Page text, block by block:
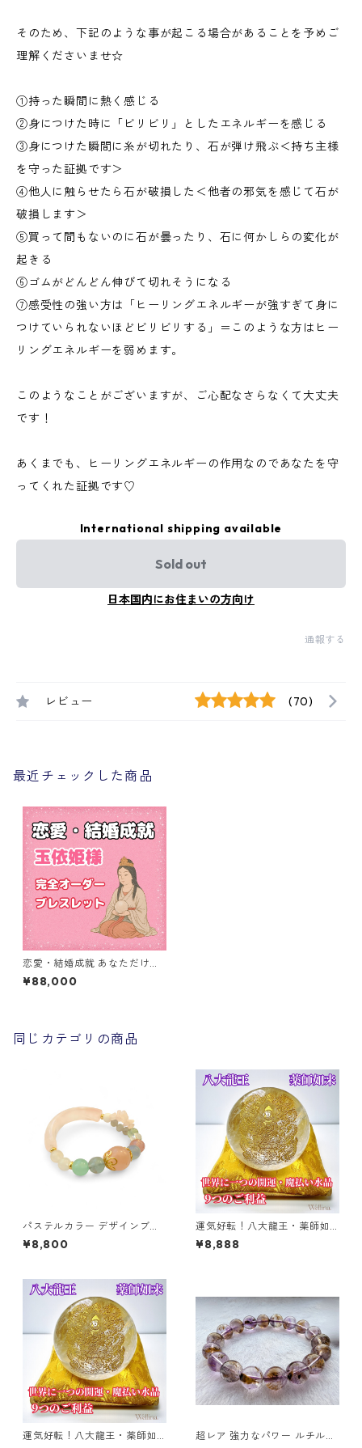
そのため、下記のような事が起こる場合があることを予めご
理解くださいませ☆
①持った瞬間に熱く感じる
②身につけた時に「ビリビリ」としたエネルギーを感じる
③身につけた瞬間に糸が切れたり、石が弾け飛ぶ＜持ち主様
を守った証拠です＞
④他人に触らせたら石が破損した＜他者の邪気を感じて石が
破損します＞
⑤買って間もないのに石が曇ったり、石に何かしらの変化が
起きる
⑥ゴムがどんどん伸びて切れそうになる
⑦感受性の強い方は「ヒーリングエネルギーが強すぎて身に
つけていられないほどビリビリする」＝このような方はヒー
リングエネルギーを弱めます。
このようなことがございますが、ご心配なさらなくて大丈夫
です！
あくまでも、ヒーリングエネルギーの作用なのであなたを守
ってくれた証拠です♡
International shipping available
Sold out
日本国内にお住まいの方向け
通報する
レビュー (70)
最近チェックした商品
恋愛・結婚成就 あなただけの
特別オーダーブレスレット
¥88,000
同じカテゴリの商品
パステルカラー デザインブレ
ス ローズクォーツ 可愛い パワ
ーストーン
¥8,800
運気好転！八大龍王・薬師如
来 水晶丸玉 【小】
¥8,888
運気好転！八大龍王・薬師如
超レア 強力なパワー ルチルア